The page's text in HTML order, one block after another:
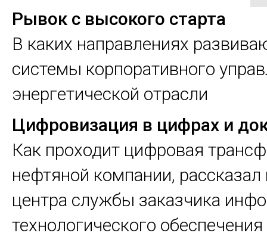
Рывок с высокого старта
В каких направлениях
системы корпоративного
энергетической отрасли
Цифровизация в цифрах и
Как проходит цифровая
нефтяной компании, рассказал
центра службы заказчика
технологического обеспечения